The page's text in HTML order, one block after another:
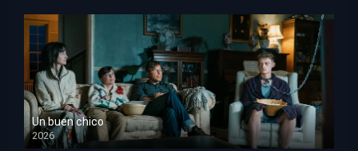
Un buen chico
2026
HD 1080p